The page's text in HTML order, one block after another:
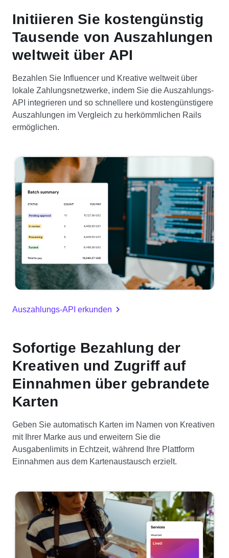
Initiieren Sie kostengünstig
Tausende von Auszahlungen
weltweit über API
Bezahlen Sie Influencer und Kreative weltweit über
lokale Zahlungsnetzwerke, indem Sie die Auszahlungs-
API integrieren und so schnellere und kostengünstigere
Auszahlungen im Vergleich zu herkömmlichen Rails
ermöglichen.
Auszahlungs-API erkunden
Sofortige Bezahlung der
Kreativen und Zugriff auf
Einnahmen über gebrandete
Karten
Geben Sie automatisch Karten im Namen von Kreativen
mit Ihrer Marke aus und erweitern Sie die
Ausgabenlimits in Echtzeit, während Ihre Plattform
Einnahmen aus dem Kartenaustausch erzielt.